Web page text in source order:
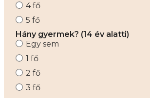
4 fő
5 fő
Hány gyermek? (14 év alatti)
Egy sem
1 fő
2 fő
3 fő